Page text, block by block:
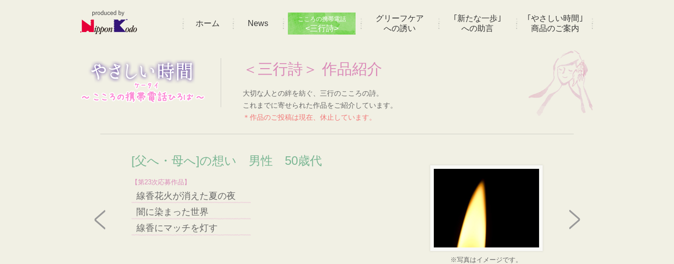
ホーム News こころの携帯電話
<三行詩>
グリーフケア
への誘い
｢新たな一歩｣
への助言
｢やさしい時間｣
商品のご案内
＜三行詩＞ 作品紹介
大切な人との絆を紡ぐ、三行のこころの詩。
これまでに寄せられた作品をご紹介しています。
＊作品のご投稿は現在、休止しています。
[父へ・母へ]の想い 男性 50歳代
【第23次応募作品】
線香花火が消えた夏の夜
闇に染まった世界
線香にマッチを灯す
※写真はイメージです。